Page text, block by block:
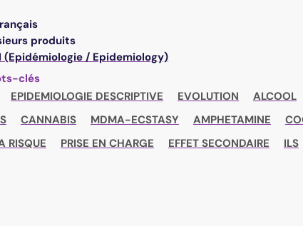
produits
(Epidémiologie / Epidemiology)
clés
EPIDEMIOLOGIE DESCRIPTIVE EVOLUTION ALCOOL
CANNABIS MDMA-ECSTASY AMPHETAMINE
RISQUE
PRISE EN CHARGE EFFET SECONDAIRE ILS